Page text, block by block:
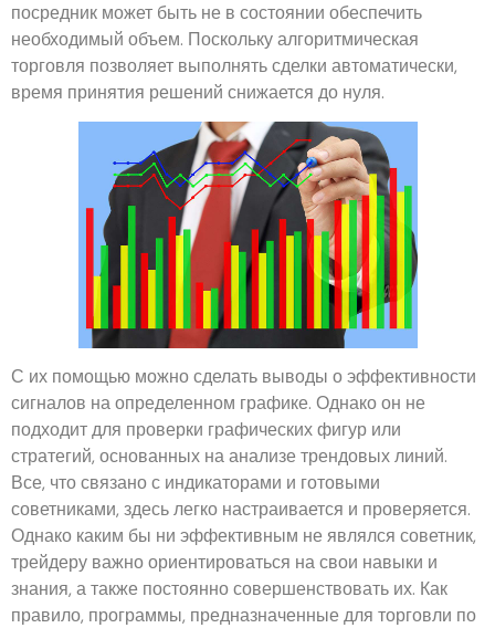
посредник может быть не в состоянии обеспечить
необходимый объем. Поскольку алгоритмическая
торговля позволяет выполнять сделки автоматически,
время принятия решений снижается до нуля.
С их помощью можно сделать выводы о эффективности
сигналов на определенном графике. Однако он не
подходит для проверки графических фигур или
стратегий, основанных на анализе трендовых линий.
Все, что связано с индикаторами и готовыми
советниками, здесь легко настраивается и проверяется.
Однако каким бы ни эффективным не являлся советник,
трейдеру важно ориентироваться на свои навыки и
знания, а также постоянно совершенствовать их. Как
правило, программы, предназначенные для торговли по